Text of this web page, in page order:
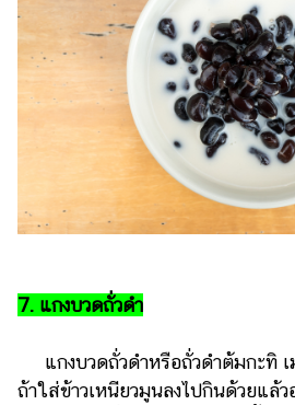
7. แกงบวดถั่วดำ
แกงบวดถั่วดำหรือถั่วดำต้มกะทิ
ถ้าใส่ข้าวเหนียวมูนลงไปกินด้วยแล้